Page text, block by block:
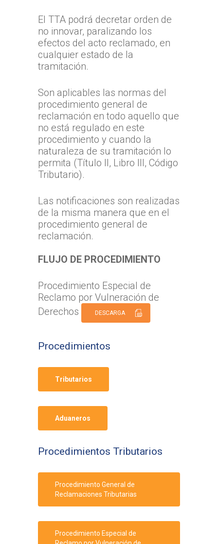
El TTA podrá decretar orden de
no innovar, paralizando los
efectos del acto reclamado, en
cualquier estado de la
tramitación.
Son aplicables las normas del
procedimiento general de
reclamación en todo aquello que
no está regulado en este
procedimiento y cuando la
naturaleza de su tramitación lo
permita (Título II, Libro III, Código
Tributario).
Las notificaciones son realizadas
de la misma manera que en el
procedimiento general de
reclamación.
FLUJO DE PROCEDIMIENTO
Procedimiento Especial de
Reclamo por Vulneración de
Derechos
DESCARGA
Procedimientos
Tributarios
Aduaneros
Procedimientos Tributarios
Procedimiento General de
Reclamaciones Tributarias
Procedimiento Especial de